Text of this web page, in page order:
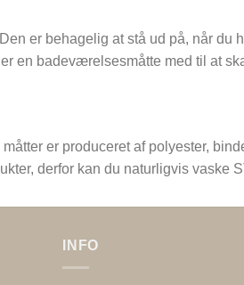
er behagelig at stå ud på, når
en badeværelsesmåtte med til at
er produceret af polyester,
derfor kan du naturligvis vaske
INFO